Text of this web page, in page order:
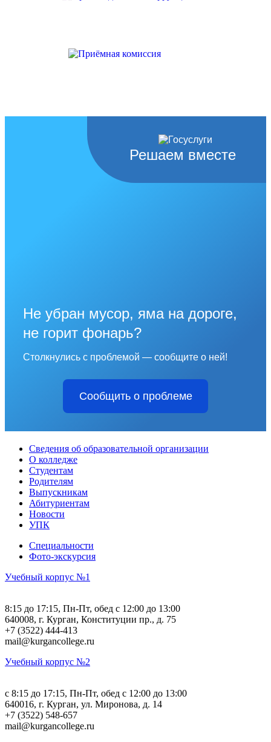
Решаем вместе
Не убран мусор, яма на дороге,
не горит фонарь?
Столкнулись с проблемой — сообщите о ней!
Сообщить о проблеме
Сведения об образовательной организации
О колледже
Студентам
Родителям
Выпускникам
Абитуриентам
Новости
УПК
Специальности
Фото-экскурсия
Учебный корпус №1
8:15 до 17:15, Пн-Пт, обед с 12:00 до 13:00
640008, г. Курган, Конституции пр., д. 75
+7 (3522) 444-413
mail@kurgancollege.ru
Учебный корпус №2
c 8:15 до 17:15, Пн-Пт, обед с 12:00 до 13:00
640016, г. Курган, ул. Миронова, д. 14
+7 (3522) 548-657
mail@kurgancollege.ru